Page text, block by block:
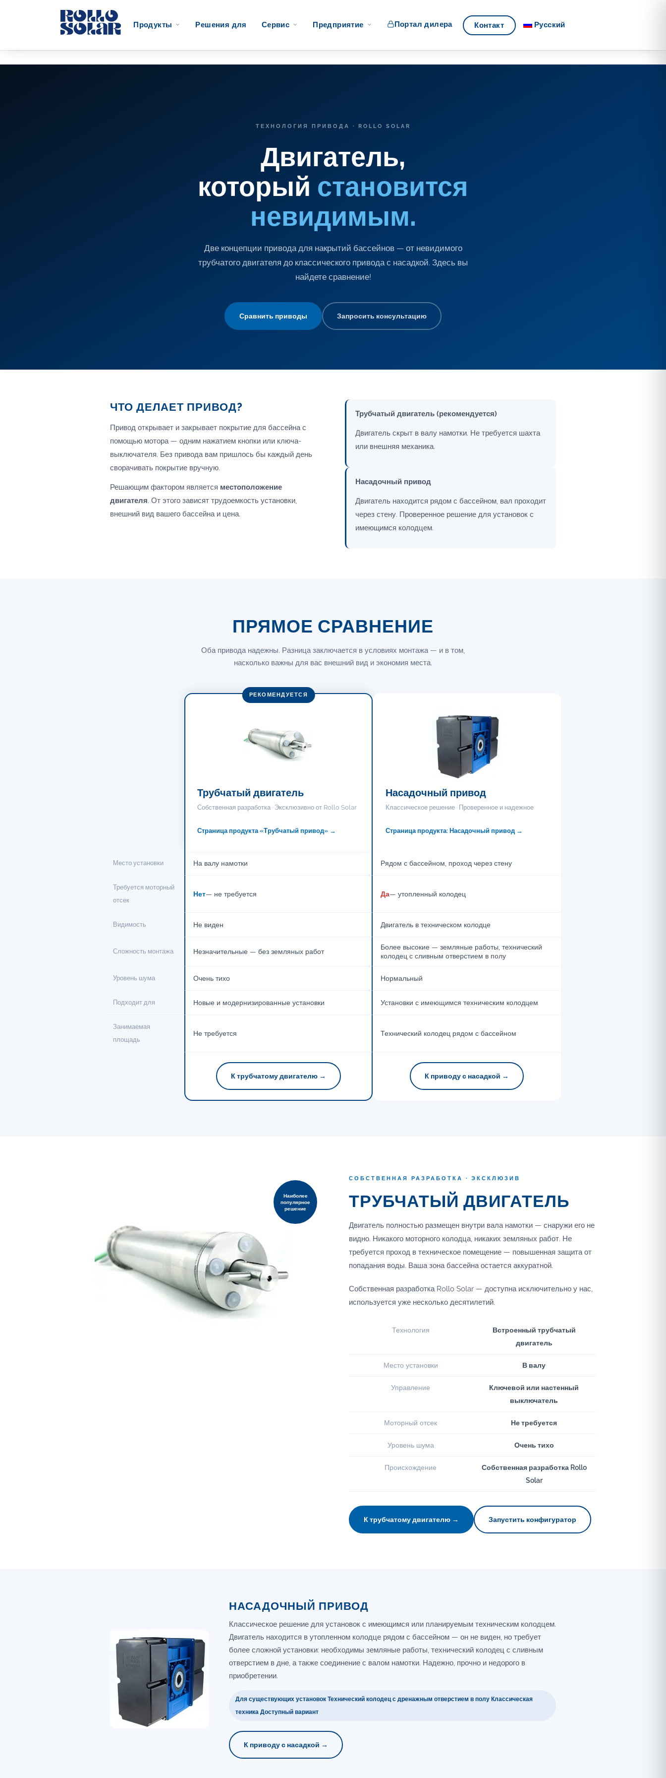
Продукты Решения для Сервис Предприятие Портал дилера Контакт Русский
ТЕХНОЛОГИЯ ПРИВОДА · ROLLO SOLAR
Двигатель,
который становится
невидимым.
Две концепции привода для накрытий бассейнов — от невидимого
трубчатого двигателя до классического привода с насадкой. Здесь вы
найдете сравнение!
Сравнить приводы Запросить консультацию
ЧТО ДЕЛАЕТ ПРИВОД?
Привод открывает и закрывает покрытие для бассейна с
помощью мотора — одним нажатием кнопки или ключа-
выключателя. Без привода вам пришлось бы каждый день
сворачивать покрытие вручную.
Решающим фактором является местоположение
двигателя. От этого зависят трудоемкость установки,
внешний вид вашего бассейна и цена.
Трубчатый двигатель (рекомендуется)
Двигатель скрыт в валу намотки. Не требуется шахта
или внешняя механика.
Насадочный привод
Двигатель находится рядом с бассейном, вал проходит
через стену. Проверенное решение для установок с
имеющимся колодцем.
ПРЯМОЕ СРАВНЕНИЕ
Оба привода надежны. Разница заключается в условиях монтажа — и в том,
насколько важны для вас внешний вид и экономия места.
РЕКОМЕНДУЕТСЯ
Трубчатый двигатель
Собственная разработка · Эксклюзивно от Rollo Solar
Страница продукта «Трубчатый привод» →
Насадочный привод
Классическое решение · Проверенное и надежное
Страница продукта: Насадочный привод →
Место установки На валу намотки Рядом с бассейном, проход через стену
Требуется моторный
отсек
Нет— не требуется Да— утопленный колодец
Видимость Не виден Двигатель в техническом колодце
Сложность монтажа Незначительные — без земляных работ
Более высокие — земляные работы, технический
колодец с сливным отверстием в полу
Уровень шума Очень тихо Нормальный
Подходит для Новые и модернизированные установки Установки с имеющимся техническим колодцем
Занимаемая
площадь
Не требуется Технический колодец рядом с бассейном
К трубчатому двигателю → К приводу с насадкой →
Наиболее
популярное
решение
СОБСТВЕННАЯ РАЗРАБОТКА · ЭКСКЛЮЗИВ
ТРУБЧАТЫЙ ДВИГАТЕЛЬ
Двигатель полностью размещен внутри вала намотки — снаружи его не
видно. Никакого моторного колодца, никаких земляных работ. Не
требуется проход в техническое помещение — повышенная защита от
попадания воды. Ваша зона бассейна остается аккуратной.
Собственная разработка Rollo Solar — доступна исключительно у нас,
используется уже несколько десятилетий.
Технология
Встроенный трубчатый
двигатель
Место установки В валу
Управление
Ключевой или настенный
выключатель
Моторный отсек Не требуется
Уровень шума Очень тихо
Происхождение
Собственная разработка Rollo
Solar
К трубчатому двигателю → Запустить конфигуратор
НАСАДОЧНЫЙ ПРИВОД
Классическое решение для установок с имеющимся или планируемым техническим колодцем.
Двигатель находится в утопленном колодце рядом с бассейном — он не виден, но требует
более сложной установки: необходимы земляные работы, технический колодец с сливным
отверстием в дне, а также соединение с валом намотки. Надежно, прочно и недорого в
приобретении.
Для существующих установок Технический колодец с дренажным отверстием в полу Классическая
техника Доступный вариант
К приводу с насадкой →